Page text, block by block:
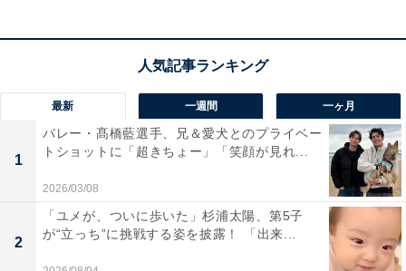
最新 一週間 一ヶ月
1
バレー・髙橋藍選手、兄＆愛犬とのプライベー
トショットに「超きちょー」「笑顔が見れ...
2026/03/08
2
「ユメが、ついに歩いた」杉浦太陽、第5子
が“立っち”に挑戦する姿を披露！ 「出来...